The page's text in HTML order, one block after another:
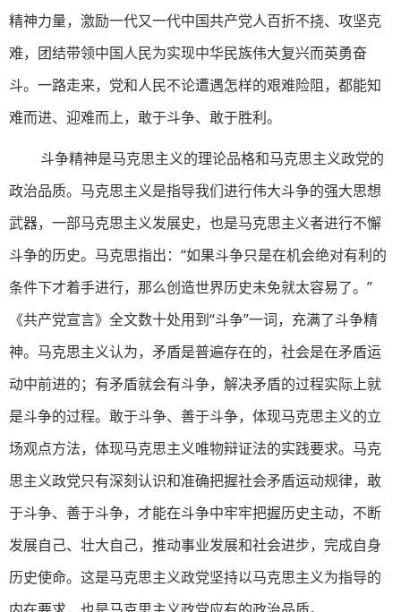
精神力量，激励一代又一代中国共产党人百折不挠、攻坚克
难，团结带领中国人民为实现中华民族伟大复兴而英勇奋
斗。一路走来，党和人民不论遭遇怎样的艰难险阻，都能知
难而进、迎难而上，敢于斗争、敢于胜利。
斗争精神是马克思主义的理论品格和马克思主义政党的
政治品质。马克思主义是指导我们进行伟大斗争的强大思想
武器，一部马克思主义发展史，也是马克思主义者进行不懈
斗争的历史。马克思指出：“如果斗争只是在机会绝对有利的
条件下才着手进行，那么创造世界历史未免就太容易了。”
《共产党宣言》全文数十处用到“斗争”一词，充满了斗争精
神。马克思主义认为，矛盾是普遍存在的，社会是在矛盾运
动中前进的；有矛盾就会有斗争，解决矛盾的过程实际上就
是斗争的过程。敢于斗争、善于斗争，体现马克思主义的立
场观点方法，体现马克思主义唯物辩证法的实践要求。马克
思主义政党只有深刻认识和准确把握社会矛盾运动规律，敢
于斗争、善于斗争，才能在斗争中牢牢把握历史主动，不断
发展自己、壮大自己，推动事业发展和社会进步，完成自身
历史使命。这是马克思主义政党坚持以马克思主义为指导的